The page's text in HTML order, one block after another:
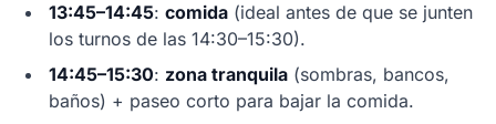
13:45–14:45: comida (ideal antes de que se junten
los turnos de las 14:30–15:30).
14:45–15:30: zona tranquila (sombras, bancos,
baños) + paseo corto para bajar la comida.